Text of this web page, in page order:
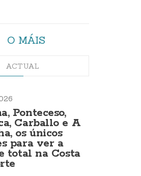
O MÁIS
ACTUAL
Ponteceso,
Carballo e A
os únicos
para ver a
total na Costa